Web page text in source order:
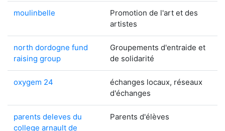
moulinbelle
Promotion de l'art et des
artistes
north dordogne fund
raising group
Groupements d'entraide et
de solidarité
oxygem 24
échanges locaux, réseaux
d'échanges
parents deleves du
college arnault de
Parents d'élèves